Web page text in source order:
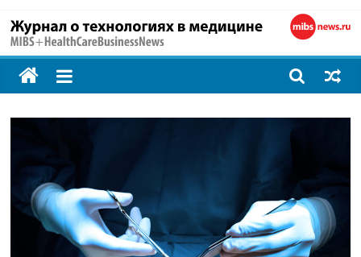
MIBS
+
Технологии
на
страже
здоровья